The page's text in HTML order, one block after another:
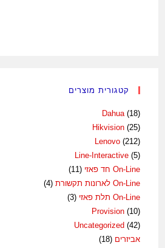
קטגורית מוצרים
Dahua (18)
Hikvision (25)
Lenovo (212)
Line-Interactive (5)
On-Line חד פאזי
(11)
On-Line לארונות תקשורת
(4)
On-Line תלת פאזי
(3)
Provision (10)
Uncategorized (42)
אביזרים (18)